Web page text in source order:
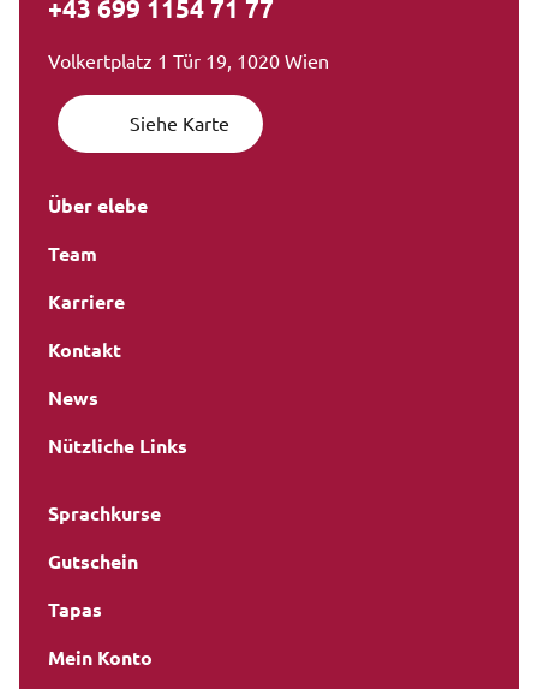
+43 699 1154 71 77
Volkertplatz 1 Tür 19, 1020 Wien
Siehe Karte
Über elebe
Team
Karriere
Kontakt
News
Nützliche Links
Sprachkurse
Gutschein
Tapas
Mein Konto